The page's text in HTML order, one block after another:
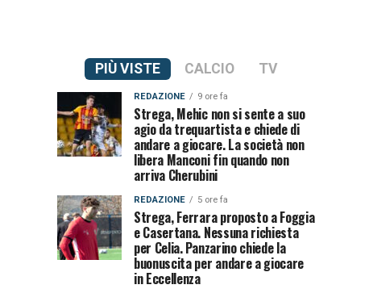
PIÙ VISTE CALCIO TV
REDAZIONE 9 ore fa
Strega, Mehic non si sente a suo
agio da trequartista e chiede di
andare a giocare. La società non
libera Manconi fin quando non
arriva Cherubini
REDAZIONE 5 ore fa
Strega, Ferrara proposto a Foggia
e Casertana. Nessuna richiesta
per Celia. Panzarino chiede la
buonuscita per andare a giocare
in Eccellenza